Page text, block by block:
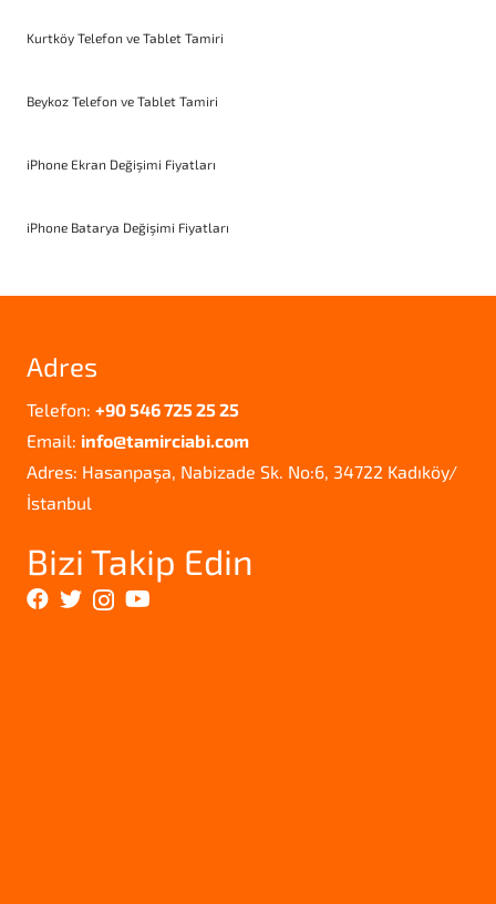
Kurtköy Telefon ve Tablet Tamiri
Beykoz Telefon ve Tablet Tamiri
iPhone Ekran Değişimi Fiyatları
iPhone Batarya Değişimi Fiyatları
Adres
Telefon: +90 546 725 25 25
Email: info@tamirciabi.com
Adres: Hasanpaşa, Nabizade Sk. No:6, 34722 Kadıköy/
İstanbul
Bizi Takip Edin